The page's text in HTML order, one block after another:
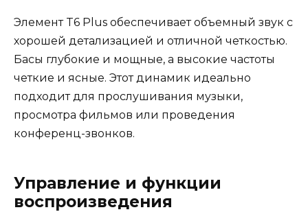
Элемент T6 Plus обеспечивает объемный звук с
хорошей детализацией и отличной четкостью.
Басы глубокие и мощные, а высокие частоты
четкие и ясные. Этот динамик идеально
подходит для прослушивания музыки,
просмотра фильмов или проведения
конференц-звонков.
Управление и функции
воспроизведения